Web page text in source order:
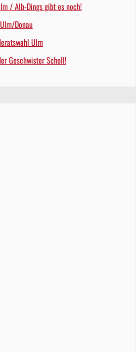
/ Alb-Dings gibt es noch!
Donau
Ulm
Geschwister Scholl!